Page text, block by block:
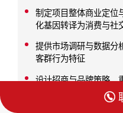
制定项目整体商业定位
化基因转译为消费与社
提供市场调研与数据分
客群行为特征
设计招商与品牌策略，
态，形成差异化聚合力
